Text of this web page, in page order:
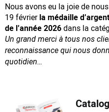
Nous avons eu la joie de
19 févrierla médaille
de l’année 2026dans la
Un grand merci à tous nos
reconnaissance qui nous
quotidien…